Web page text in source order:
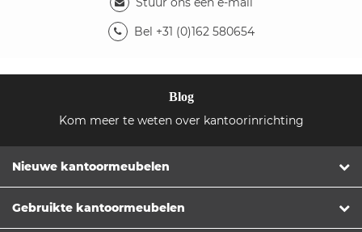
Bel +31 (0)162 580654
Blog
Kom meer te weten over kantoorinrichting
Nieuwe kantoormeubelen
Gebruikte kantoormeubelen